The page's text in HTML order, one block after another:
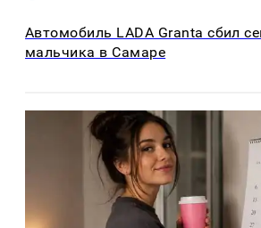
Автомобиль LADA Granta сбил
мальчика в Самаре